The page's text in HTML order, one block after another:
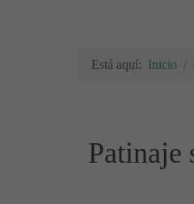
Está aquí: Inicio
Patinaje